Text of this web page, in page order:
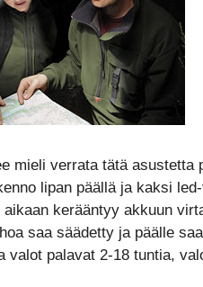
mieli verrata tätä
lipan päällä ja kaksi
kerääntyy akkuun
saa säädetty ja päälle
valot palavat 2-18 tuntia,